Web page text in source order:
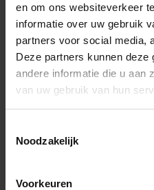
en om ons websiteverkeer
informatie over uw gebruik
partners voor social media,
Deze partners kunnen deze
andere informatie die u aan
van uw gebruik van hun
Noodzakelijk
Voorkeuren